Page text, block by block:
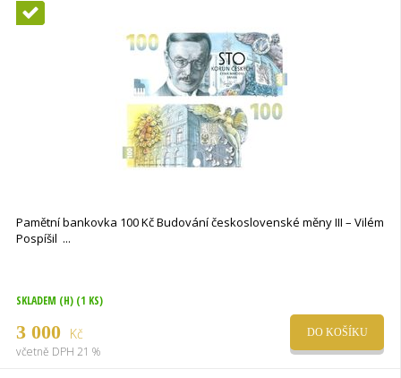
Novinka
Pamětní bankovka 100 Kč Budování československé měny III – Vilém
Pospíšil
SKLADEM (H) (1 KS)
3 000 Kč
včetně DPH 21 %
DO KOŠÍKU